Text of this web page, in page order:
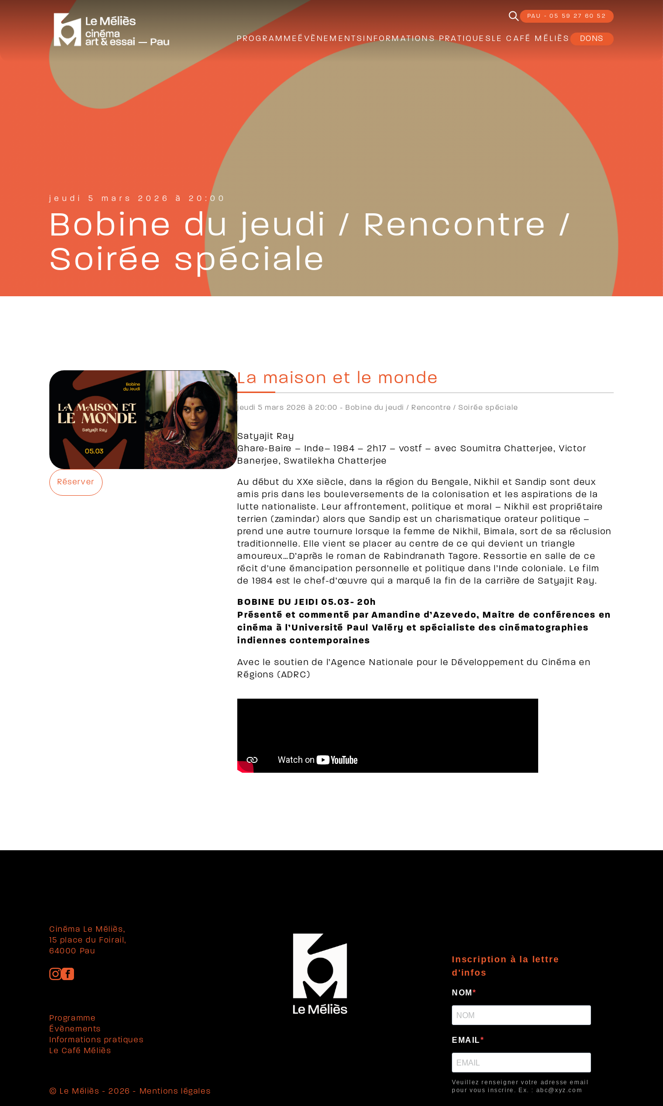
PAU - 05 59 27 60 52
PROGRAMME ÉVÈNEMENTS INFORMATIONS PRATIQUES LE CAFÉ MÉLIÈS DONS
jeudi 5 mars 2026 à 20:00
Bobine du jeudi / Rencontre /
Soirée spéciale
Réserver
La maison et le monde
jeudi 5 mars 2026 à 20:00 - Bobine du jeudi / Rencontre /Soirée spéciale
Satyajit Ray
Ghare-Baire – Inde– 1984 – 2h17 – vostf – avec Soumitra Chatterjee, Victor
Banerjee, Swatilekha Chatterjee
Au début du XXe siècle, dans la région du Bengale, Nikhil et Sandip sont deux
amis pris dans les bouleversements de la colonisation et les aspirations de la
lutte nationaliste. Leur affrontement, politique et moral – Nikhil est propriétaire
terrien (zamindar) alors que Sandip est un charismatique orateur politique –
prend une autre tournure lorsque la femme de Nikhil, Bimala, sort de sa réclusion
traditionnelle. Elle vient se placer au centre de ce qui devient un triangle
amoureux…D’après le roman de Rabindranath Tagore. Ressortie en salle de ce
récit d’une émancipation personnelle et politique dans l’Inde coloniale. Le film
de 1984 est le chef-d’œuvre qui a marqué la fin de la carrière de Satyajit Ray.
BOBINE DU JEIDI 05.03- 20h
Présenté et commenté par Amandine d’Azevedo, Maître de conférences en
cinéma à l’Université Paul Valéry et spécialiste des cinématographies
indiennes contemporaines
Avec le soutien de l’Agence Nationale pour le Développement du Cinéma en
Régions (ADRC)
Cinéma Le Méliès,
15 place du Foirail,
64000 Pau
Programme
Évènements
Informations pratiques
Le Café Méliès
© Le Méliès - 2026 - Mentions légales
Inscription à la lettre
d'infos
NOM
EMAIL
Veuillez renseigner votre adresse email
pour vous inscrire. Ex. : abc@xyz.com